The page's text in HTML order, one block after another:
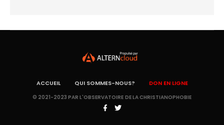
ACCUEIL QUI SOMMES-NOUS? DON EN LIGNE
© 2021-2023 PAR L'OBSERVATOIRE DE LA CHRISTIANOPHOBIE